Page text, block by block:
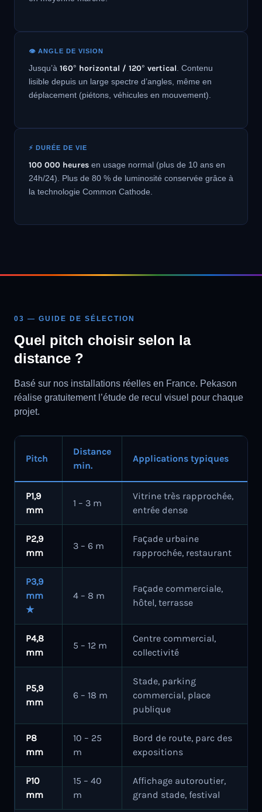
👁️ ANGLE DE VISION
Jusqu’à 160° horizontal / 120° vertical . Contenu
lisible depuis un large spectre d’angles, même en
déplacement (piétons, véhicules en mouvement).
⚡ DURÉE DE VIE
100 000 heures en usage normal (plus de 10 ans en
24h/24). Plus de 80 % de luminosité conservée grâce à
la technologie Common Cathode.
03 — GUIDE DE SÉLECTION
Quel pitch choisir selon la
distance ?
Basé sur nos installations réelles en France. Pekason
réalise gratuitement l’étude de recul visuel pour chaque
projet.
Pitch
Distance
min.
Applications typiques
P1,9
mm
1 – 3 m
Vitrine très rapprochée,
entrée dense
P2,9
mm
3 – 6 m
Façade urbaine
rapprochée, restaurant
P3,9
mm
★
4 – 8 m
Façade commerciale,
hôtel, terrasse
P4,8
mm
5 – 12 m
Centre commercial,
collectivité
P5,9
mm
6 – 18 m
Stade, parking
commercial, place
publique
P8
mm
10 – 25
m
Bord de route, parc des
expositions
P10
mm
15 – 40
m
Affichage autoroutier,
grand stade, festival